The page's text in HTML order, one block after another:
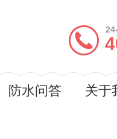
24
防水问答 关于